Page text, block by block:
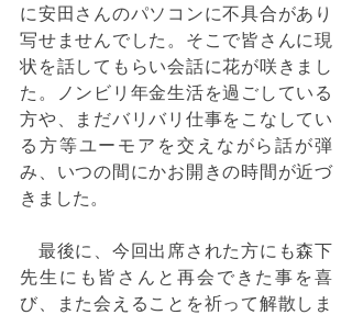
に安田さんのパソコンに不具合があり
写せませんでした。そこで皆さんに現
状を話してもらい会話に花が咲きまし
た。ノンビリ年金生活を過ごしている
方や、まだバリバリ仕事をこなしてい
る方等ユーモアを交えながら話が弾
み、いつの間にかお開きの時間が近づ
きました。
最後に、今回出席された方にも森下
先生にも皆さんと再会できた事を喜
び、また会えることを祈って解散しま